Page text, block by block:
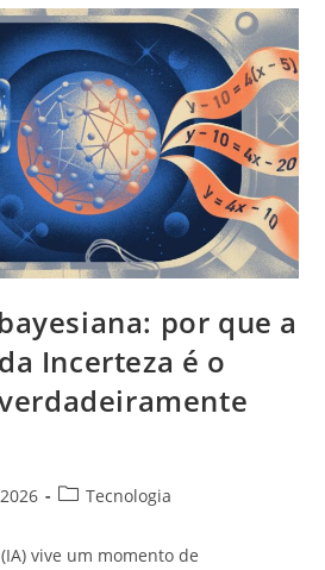
por que a
Incerteza é o
Tecnologia
vive um momento de